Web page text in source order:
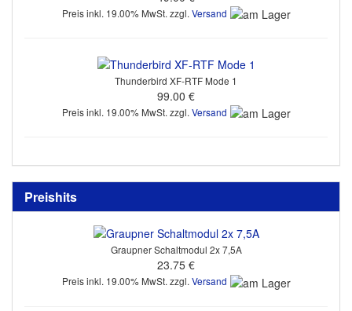
Preis inkl. 19.00% MwSt. zzgl. Versand
Thunderbird XF-RTF Mode 1
99.00 €
Preis inkl. 19.00% MwSt. zzgl. Versand
Preishits
Graupner Schaltmodul 2x 7,5A
23.75 €
Preis inkl. 19.00% MwSt. zzgl.Versand